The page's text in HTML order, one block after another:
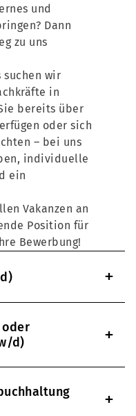
und
Dann
zu uns
suchen wir
in
bereits über
oder sich
– bei uns
individuelle
ein
Vakanzen an
Position für
Bewerbung!
+
d)
+
+